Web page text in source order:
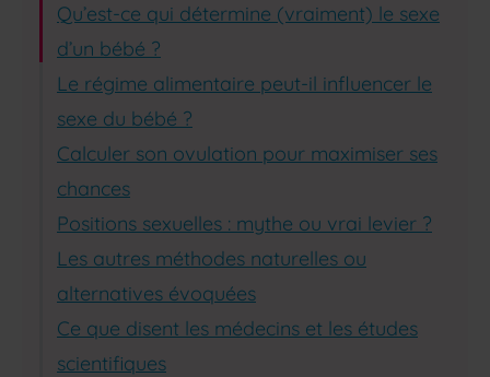
Qu’est-ce qui détermine (vraiment) le sexe
d’un bébé ?
Le régime alimentaire peut-il influencer le
sexe du bébé ?
Calculer son ovulation pour maximiser ses
chances
Positions sexuelles : mythe ou vrai levier ?
Les autres méthodes naturelles ou
alternatives évoquées
Ce que disent les médecins et les études
scientifiques